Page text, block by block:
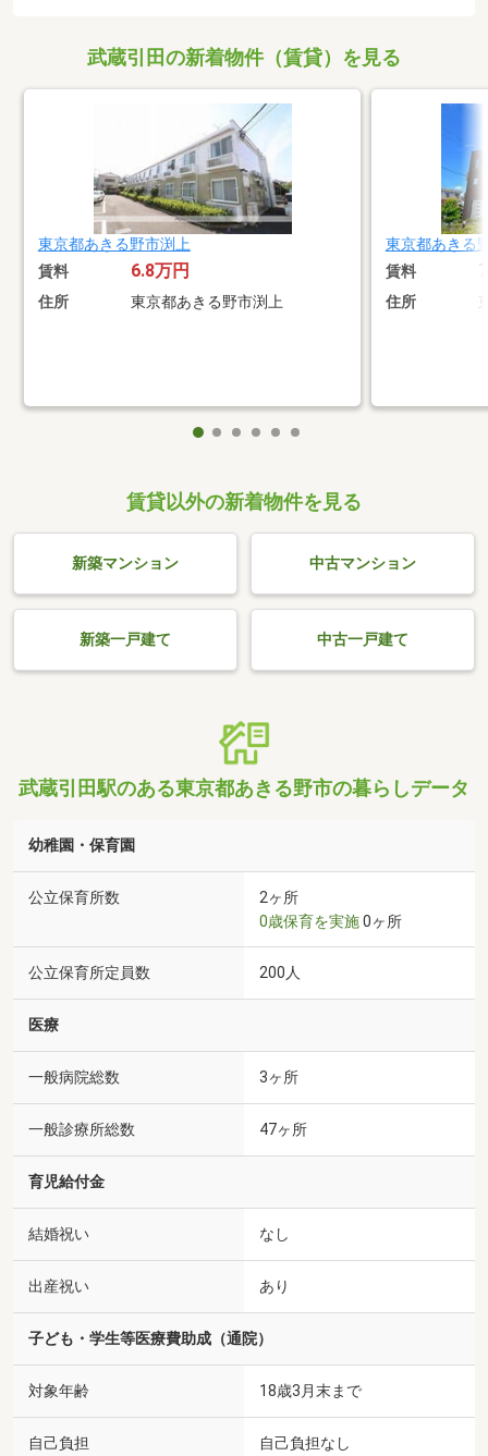
武蔵引田の新着物件（賃貸）を見る
東京都あきる野市渕上
賃料 6.8万円
住所 東京都あきる野市渕上
東京都あきる
賃料
住所
賃貸以外の新着物件を見る
新築マンション 中古マンション
新築一戸建て 中古一戸建て
武蔵引田駅のある東京都あきる野市の暮らしデータ
幼稚園・保育園
公立保育所数
2ヶ所
0歳保育を実施0ヶ所
公立保育所定員数 200人
医療
一般病院総数 3ヶ所
一般診療所総数 47ヶ所
育児給付金
結婚祝い なし
出産祝い あり
子ども・学生等医療費助成（通院）
対象年齢 18歳3月末まで
自己負担 自己負担なし